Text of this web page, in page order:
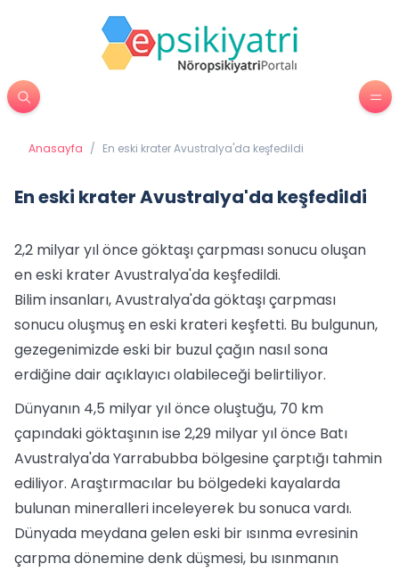
Anasayfa / En eski krater Avustralya'da keşfedildi
En eski krater Avustralya'da keşfedildi
2,2 milyar yıl önce göktaşı çarpması sonucu oluşan
en eski krater Avustralya'da keşfedildi.
Bilim insanları, Avustralya'da göktaşı çarpması
sonucu oluşmuş en eski krateri keşfetti. Bu bulgunun,
gezegenimizde eski bir buzul çağın nasıl sona
erdiğine dair açıklayıcı olabileceği belirtiliyor.
Dünyanın 4,5 milyar yıl önce oluştuğu, 70 km
çapındaki göktaşının ise 2,29 milyar yıl önce Batı
Avustralya'da Yarrabubba bölgesine çarptığı tahmin
ediliyor. Araştırmacılar bu bölgedeki kayalarda
bulunan mineralleri inceleyerek bu sonuca vardı.
Dünyada meydana gelen eski bir ısınma evresinin
çarpma dönemine denk düşmesi, bu ısınmanın